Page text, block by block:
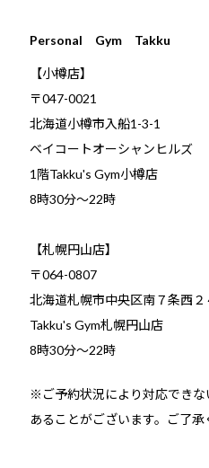
Personal Gym Takku
【小樽店】
〒047-0021
北海道小樽市入船1-3-1
ベイコートオーシャンヒルズ
1階Takku's Gym小樽店
​8時30分～22時
【札幌円山店】
〒064-0807
北海道札幌市中央区南７条西
Takku's Gym札幌円山店
8時30分～22時
※ご予約状況により対応できな
あることがございます。ご了承